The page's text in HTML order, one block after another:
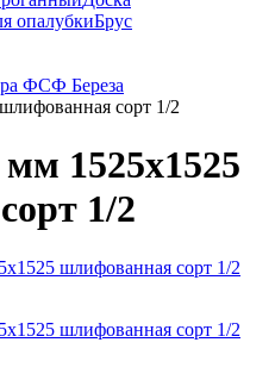
опалубкиБрус
ФСФ Береза
сорт 1/2
1525х1525
1/2